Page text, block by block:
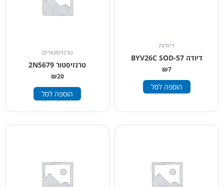
דיודות
דיודה BYV26C SOD-57
₪7
הוספה לסל
טרנזיסטורים
טרנזיסטור 2N5679
₪20
הוספה לסל